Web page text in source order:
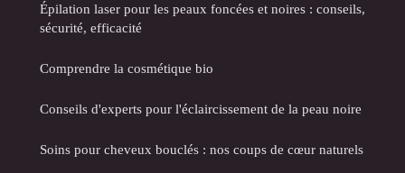
Épilation laser pour les peaux foncées et noires : conseils,
sécurité, efficacité
Comprendre la cosmétique bio
Conseils d'experts pour l'éclaircissement de la peau noire
Soins pour cheveux bouclés : nos coups de cœur naturels